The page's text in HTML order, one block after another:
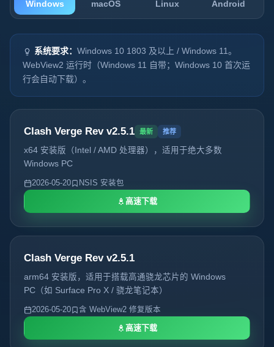
Windows macOS Linux Android
系统要求： Windows 10 1803 及以上 / Windows 11。
WebView2 运行时（Windows 11 自带；Windows 10 首次运
行会自动下载）。
Clash Verge Rev v2.5.1 最新 推荐
x64 安装版（Intel / AMD 处理器），适用于绝大多数
Windows PC
2026-05-20 NSIS 安装包
高速下载
Clash Verge Rev v2.5.1
arm64 安装版，适用于搭载高通骁龙芯片的 Windows
PC（如 Surface Pro X / 骁龙笔记本）
2026-05-20 含 WebView2 修复版本
高速下载